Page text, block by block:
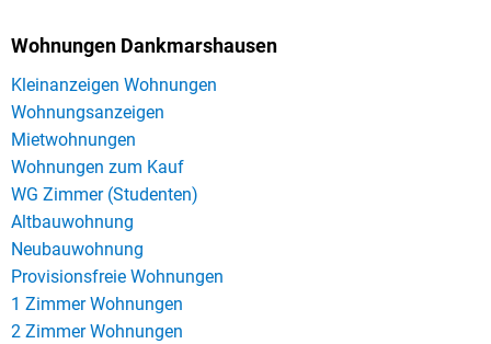
Wohnungen Dankmarshausen
Kleinanzeigen Wohnungen
Wohnungsanzeigen
Mietwohnungen
Wohnungen zum Kauf
WG Zimmer (Studenten)
Altbauwohnung
Neubauwohnung
Provisionsfreie Wohnungen
1 Zimmer Wohnungen
2 Zimmer Wohnungen